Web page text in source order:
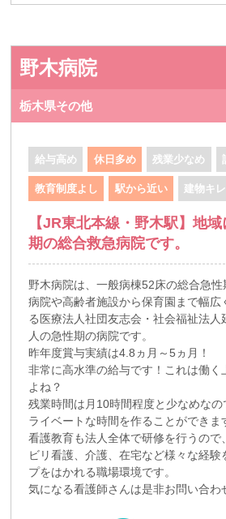
野木病院
栃木県その他
給与高め 休日多め 残業少なめ
教育制度よし 駅から近い 建物キ
【JR東北本線・野木駅】地
期の総合救急病院です。
野木病院は、一般病棟52床の総合急性
病院や高齢者施設から保育園まで幅広
る医療法人社団友志会・社会福祉法
人の急性期の病院です。
昨年度賞与実績は4.8ヵ月～5ヵ月！
非常に高水準の給与です！これは働く
よね？
残業時間は月10時間程度と少なめな
ライベートな時間を作ることができま
看護教育も法人全体で研修を行うので
ビリ看護、介護、在宅など様々な経験
プをはかれる職場環境です。
気になる看護師さんは是非お問い合わ